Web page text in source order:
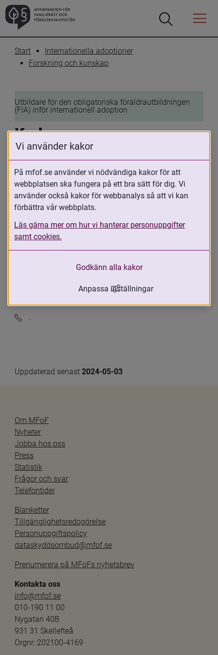
Öppna
Öppna
Menyn
Start
Internationella adoptioner
Forskning och kunskap
Utbildare för den obligatoriska föräldrautbildningen
(FIA) inför internationell adoption
Krokom
3 maj 2024
Skriv ut Dela
Geografiskt område där utbildaren
verkar
Krokoms kommun
Ansvarig kontaktperson
Kontaktuppgifter
.
Uppdaterad senast 2024-05-03
Om MFoF
Nyheter
Jobba hos oss
Press
Statistik
Frågor och svar
Telefontider
Blanketter
Tillgänglighetsredogörelse
Personuppgiftspolicy
dataskyddsombud@mfof.se
Prenumerera på MFoFs nyhetsbrev
Kontakta oss
info@mfof.se
010-190 11 00
Nygatan 40B
931 31 Skellefteå
Orgnr: 202100-4169
Vi använder kakor
På mfof.se använder vi nödvändiga kakor för att
webbplatsen ska fungera på ett bra sätt för dig. Vi
använder också kakor för webbanalys så att vi kan
förbättra vår webbplats.
Läs gärna mer om hur vi hanterar personuppgifter
samt cookies.
Godkänn alla kakor
Anpassa inställningar